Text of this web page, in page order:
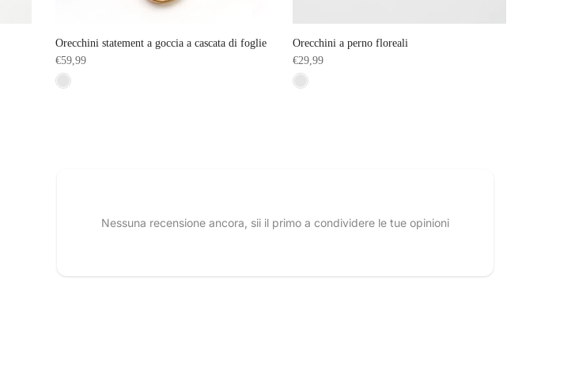
Orecchini statement a goccia a cascata di foglie
€59,99
Orecchini a perno floreali
€29,99
Nessuna recensione ancora, sii il primo a condividere le tue opinioni